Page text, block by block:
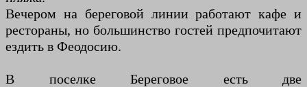
Вечером на береговой линии работают кафе и
рестораны, но большинство гостей предпочитают
ездить в Феодосию.
В поселке Береговое есть две